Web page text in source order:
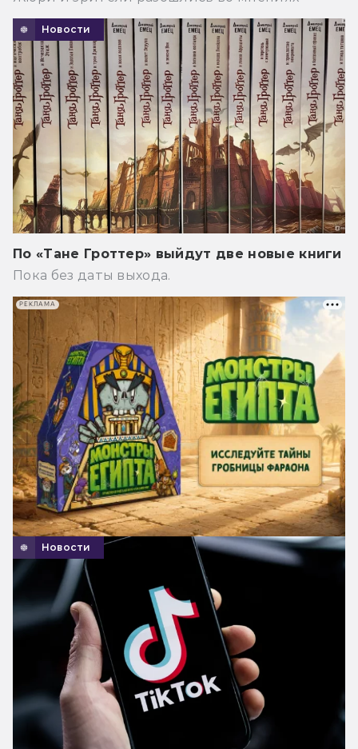
Новости
По «Тане Гроттер» выйдут две новые книги
Пока без даты выхода.
Новости
РЕКЛАМА